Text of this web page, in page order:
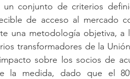
conjunto de criterios
de acceso al mercado
una metodología objetiva, a
transformadores de la
sobre los socios de
la medida, dado que el